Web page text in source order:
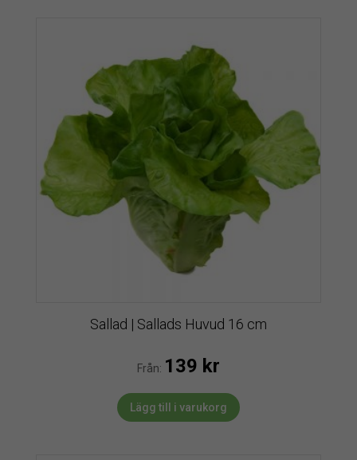
Sallad | Sallads Huvud 16 cm
Från: 139 kr
Lägg till i varukorg